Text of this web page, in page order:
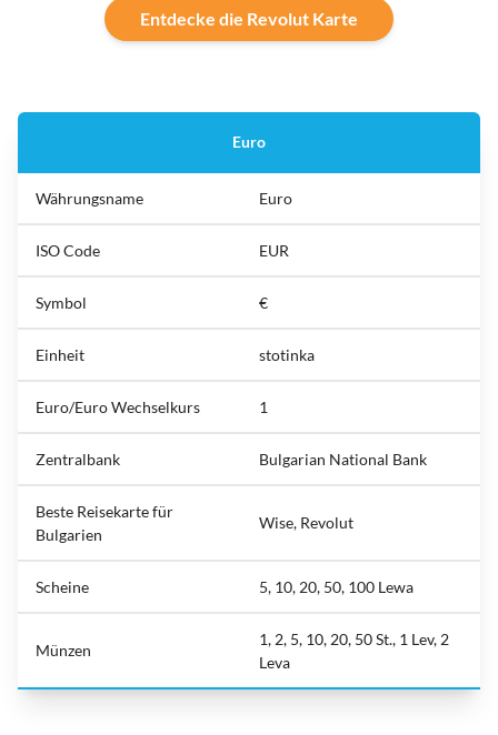
Entdecke die Revolut Karte
Euro
Währungsname Euro
ISO Code EUR
Symbol €
Einheit stotinka
Euro/Euro Wechselkurs 1
Zentralbank Bulgarian National Bank
Beste Reisekarte für
Bulgarien
Wise, Revolut
Scheine 5, 10, 20, 50, 100 Lewa
Münzen
1, 2, 5, 10, 20, 50 St., 1 Lev, 2
Leva